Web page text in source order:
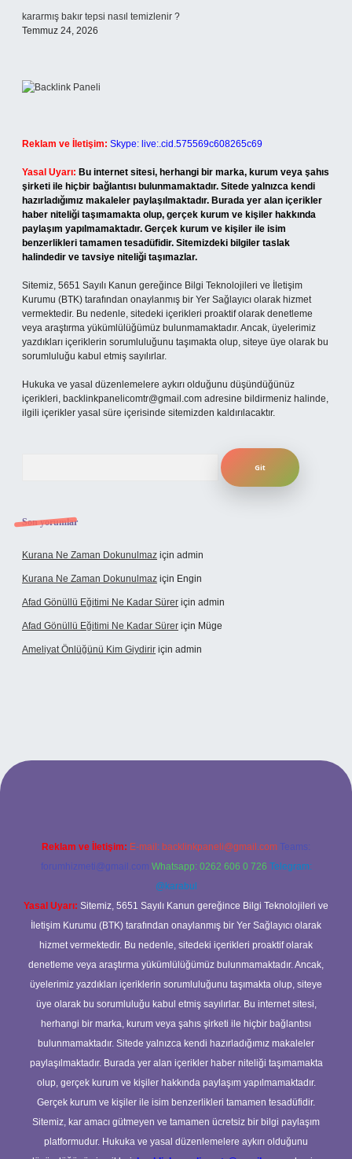
kararmış bakır tepsi nasıl temizlenir ?
Temmuz 24, 2026
Reklam ve İletişim: Skype: live:.cid.575569c608265c69
Yasal Uyarı: Bu internet sitesi, herhangi bir marka, kurum veya şahıs
şirketi ile hiçbir bağlantısı bulunmamaktadır. Sitede yalnızca kendi
hazırladığımız makaleler paylaşılmaktadır. Burada yer alan içerikler
haber niteliği taşımamakta olup, gerçek kurum ve kişiler hakkında
paylaşım yapılmamaktadır. Gerçek kurum ve kişiler ile isim
benzerlikleri tamamen tesadüfidir. Sitemizdeki bilgiler taslak
halindedir ve tavsiye niteliği taşımazlar.
Sitemiz, 5651 Sayılı Kanun gereğince Bilgi Teknolojileri ve İletişim
Kurumu (BTK) tarafından onaylanmış bir Yer Sağlayıcı olarak hizmet
vermektedir. Bu nedenle, sitedeki içerikleri proaktif olarak denetleme
veya araştırma yükümlülüğümüz bulunmamaktadır. Ancak, üyelerimiz
yazdıkları içeriklerin sorumluluğunu taşımakta olup, siteye üye olarak bu
sorumluluğu kabul etmiş sayılırlar.
Hukuka ve yasal düzenlemelere aykırı olduğunu düşündüğünüz
içerikleri, backlinkpanelicomtr@gmail.com adresine bildirmeniz halinde,
ilgili içerikler yasal süre içerisinde sitemizden kaldırılacaktır.
Son yorumlar
Kurana Ne Zaman Dokunulmaz için admin
Kurana Ne Zaman Dokunulmaz için Engin
Afad Gönüllü Eğitimi Ne Kadar Sürer için admin
Afad Gönüllü Eğitimi Ne Kadar Sürer için Müge
Ameliyat Önlüğünü Kim Giydirir için admin
giriş
Reklam ve İletişim: E-mail: backlinkpaneli@gmail.com Teams:
forumhizmeti@gmail.com Whatsapp: 0262 606 0 726 Telegram:
@karabul
Yasal Uyarı: Sitemiz, 5651 Sayılı Kanun gereğince Bilgi Teknolojileri ve
İletişim Kurumu (BTK) tarafından onaylanmış bir Yer Sağlayıcı olarak
hizmet vermektedir. Bu nedenle, sitedeki içerikleri proaktif olarak
denetleme veya araştırma yükümlülüğümüz bulunmamaktadır. Ancak,
üyelerimiz yazdıkları içeriklerin sorumluluğunu taşımakta olup, siteye
üye olarak bu sorumluluğu kabul etmiş sayılırlar. Bu internet sitesi,
herhangi bir marka, kurum veya şahıs şirketi ile hiçbir bağlantısı
bulunmamaktadır. Sitede yalnızca kendi hazırladığımız makaleler
paylaşılmaktadır. Burada yer alan içerikler haber niteliği taşımamakta
olup, gerçek kurum ve kişiler hakkında paylaşım yapılmamaktadır.
Gerçek kurum ve kişiler ile isim benzerlikleri tamamen tesadüfidir.
Sitemiz, kar amacı gütmeyen ve tamamen ücretsiz bir bilgi paylaşım
platformudur. Hukuka ve yasal düzenlemelere aykırı olduğunu